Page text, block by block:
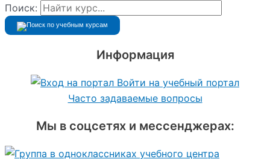
Поиск:
Информация
Войти на учебный портал
Часто задаваемые вопросы
Мы в соцсетях и мессенджерах: